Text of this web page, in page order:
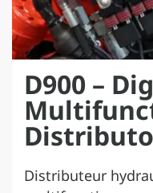
D900 –
Distributeur